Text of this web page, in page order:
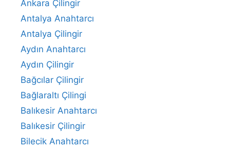
Ankara Çilingir
Antalya Anahtarcı
Antalya Çilingir
Aydın Anahtarcı
Aydın Çilingir
Bağcılar Çilingir
Bağlaraltı Çilingi
Balıkesir Anahtarcı
Balıkesir Çilingir
Bilecik Anahtarcı